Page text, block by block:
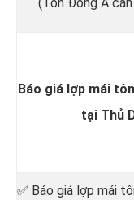
Báo giá lợp mái
tại Thủ
✅ Báo giá lợp mái